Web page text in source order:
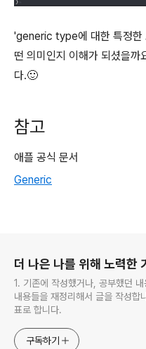
'generic type에 대한 특정한
떤 의미인지 이해가 되셨을까
다.🙂
참고
애플 공식 문서
Generic
더 나은 나를 위해 노력한
1. 기존에 작성했거나, 공부했던
내용들을 재정리해서 글을 작성
표로 합니다.
구독하기